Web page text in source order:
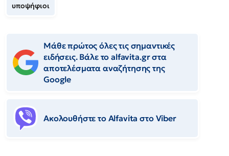
υποψήφιοι
Μάθε πρώτος όλες τις σημαντικές
ειδήσεις. Βάλε το alfavita.gr στα
αποτελέσματα αναζήτησης της
Google
Ακολουθήστε το Αlfavita στο Viber